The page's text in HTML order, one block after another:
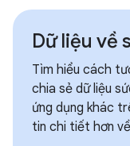
Dữ liệu về
Tìm hiểu cách
chia sẻ dữ liệu
ứng dụng khác
tin chi tiết hơn